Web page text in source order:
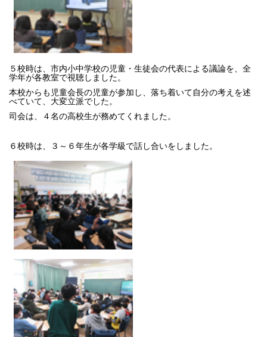
５校時は、市内小中学校の児童・生徒会の代表による議論を、全
学年が各教室で視聴しました。
本校からも児童会長の児童が参加し、落ち着いて自分の考えを述
べていて、大変立派でした。
司会は、４名の高校生が務めてくれました。
６校時は、３～６年生が各学級で話し合いをしました。